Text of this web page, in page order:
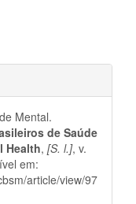
Mental.
de Saúde
Health, [S. l.], v.
em:
article/view/97